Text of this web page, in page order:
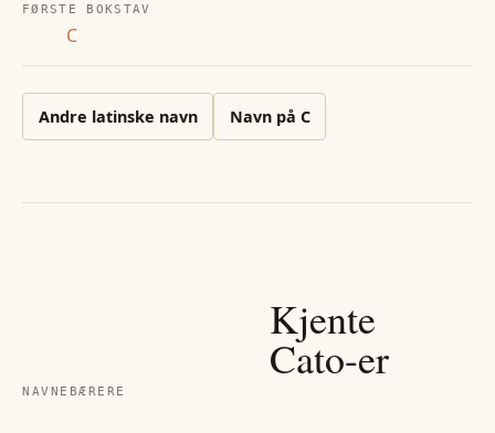
FØRSTE BOKSTAV
C
Andre latinske navn Navn på C
NAVNEBÆRERE
Kjente
Cato-er